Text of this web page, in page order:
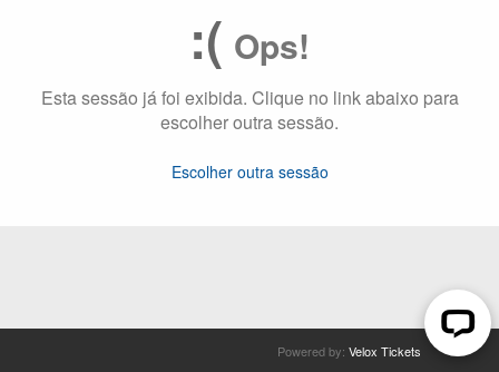
:( Ops!
Esta sessão já foi exibida. Clique no link abaixo para
escolher outra sessão.
Escolher outra sessão
Powered by: Velox Tickets